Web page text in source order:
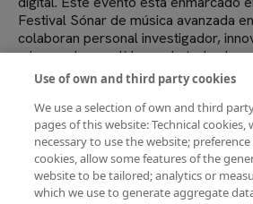
Festival Sónar de música avanzada
colaboran personal investigador,
e innovadoras y líderes de todos los
e industrias atrayendo a una amplia
de públicos entre los que se
artistas de diversos ámbitos,
científico, profesionales de la
entusiastas de la tecnología en
otros. También asisten
empresas tecnológicas de
como de instituciones académicas y
Use of own and third party cookies
We use a selection of own and third
pages of this website: Technical cookies,
necessary to use the website;
cookies, allow some features of the
website to be tailored; analytics or
which we use to generate aggregate